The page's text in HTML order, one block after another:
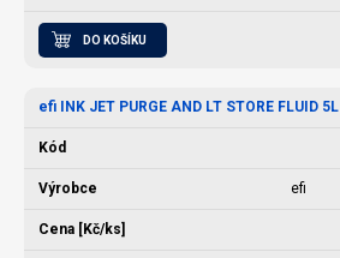
DO KOŠÍKU
efi INK JET PURGE AND LT STORE FLUID 5L
efi